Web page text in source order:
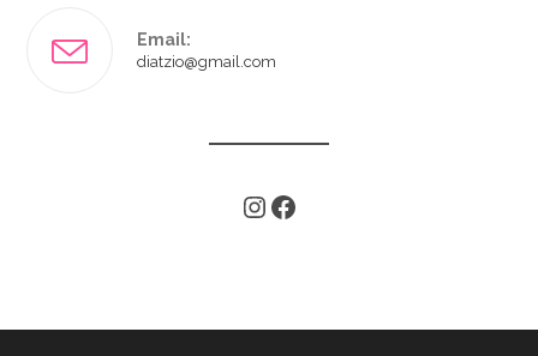
Email:
diatzio@gmail.com